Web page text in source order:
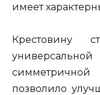
имеет
Крестовину
позволило